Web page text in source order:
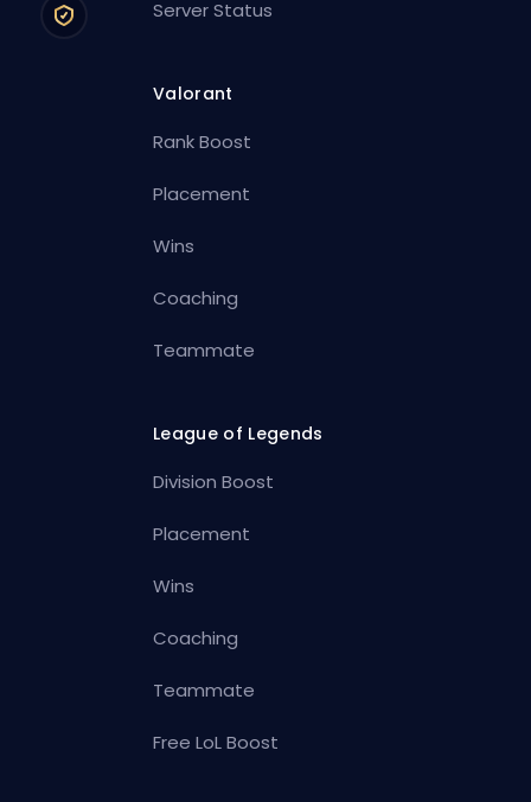
Server Status
Valorant
Rank Boost
Placement
Wins
Coaching
Teammate
League of Legends
Division Boost
Placement
Wins
Coaching
Teammate
Free LoL Boost